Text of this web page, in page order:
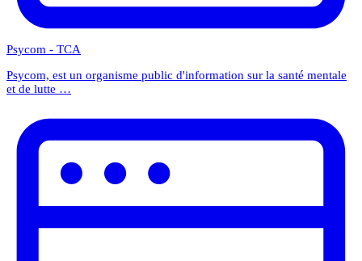
Psycom - TCA
Psycom, est un organisme public d'information sur la santé mentale
et de lutte …